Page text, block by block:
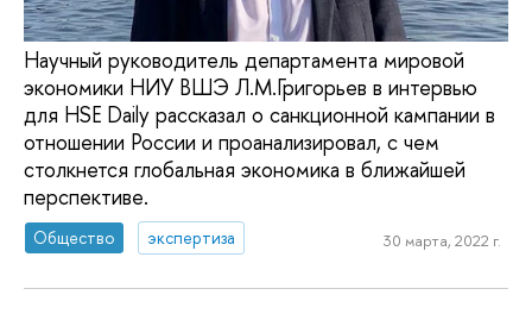
Научный руководитель департамента мировой
экономики НИУ ВШЭ Л.М.Григорьев в интервью
для HSE Daily рассказал о санкционной кампании в
отношении России и проанализировал, с чем
столкнется глобальная экономика в ближайшей
перспективе.
Общество экспертиза 30 марта, 2022 г.